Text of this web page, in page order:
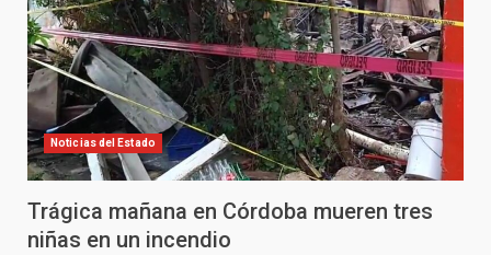
Noticias del Estado
Trágica mañana en Córdoba mueren tres
niñas en un incendio